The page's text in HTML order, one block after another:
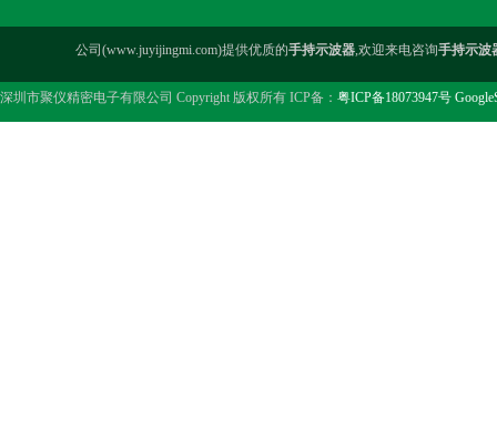
公司(www.juyijingmi.com)提供优质的手持示波器,欢迎来电咨询手持示波
深圳市聚仪精密电子有限公司 Copyright 版权所有 ICP备： 粤ICP备18073947号